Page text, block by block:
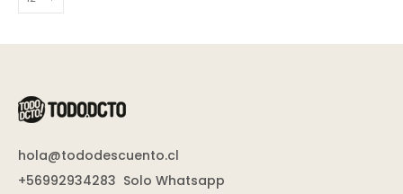
hola@tododescuento.cl
+56992934283 Solo Whatsapp